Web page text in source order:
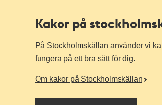
Kakor på
På Stockholmskällan använder vi
fungera på ett bra sätt för dig.
Om kakor på Stockholmskällan